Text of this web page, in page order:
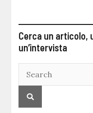
Cerca un articolo,
un’intervista